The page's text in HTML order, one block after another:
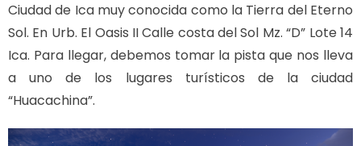
Ciudad de Ica muy conocida como la Tierra del Eterno
Sol. En Urb. El Oasis II Calle costa del Sol Mz. “D” Lote 14
Ica. Para llegar, debemos tomar la pista que nos lleva
a uno de los lugares turísticos de la ciudad
“Huacachina”.